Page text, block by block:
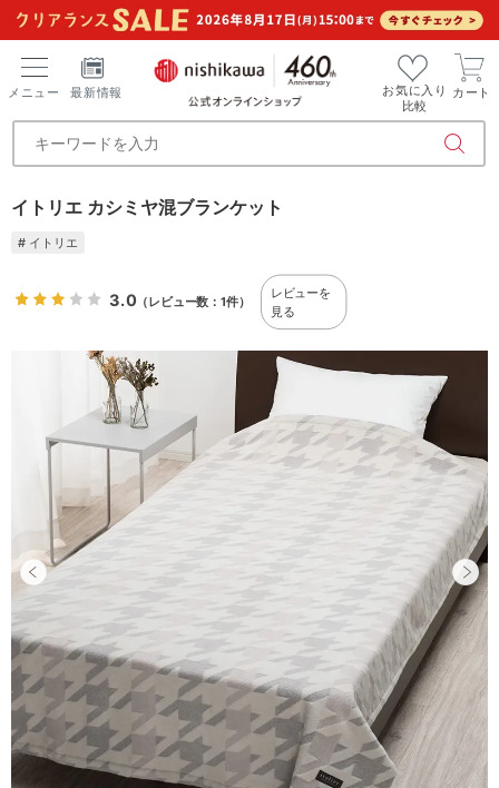
メニュー 最新情報
お気に入り
比較
カート
イトリエ カシミヤ混ブランケット
# イトリエ
3.0（レビュー数：1件）
レビューを
見る